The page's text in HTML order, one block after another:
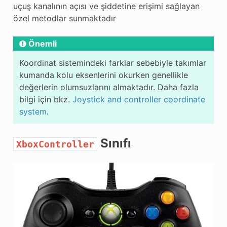
uçuş kanalının açısı ve şiddetine erişimi sağlayan
özel metodlar sunmaktadır
Önemli
Koordinat sistemindeki farklar sebebiyle takımlar
kumanda kolu eksenlerini okurken genellikle
değerlerin olumsuzlarını almaktadır. Daha fazla
bilgi için bkz. Joystick and controller coordinate
system.
XboxController Sınıfı